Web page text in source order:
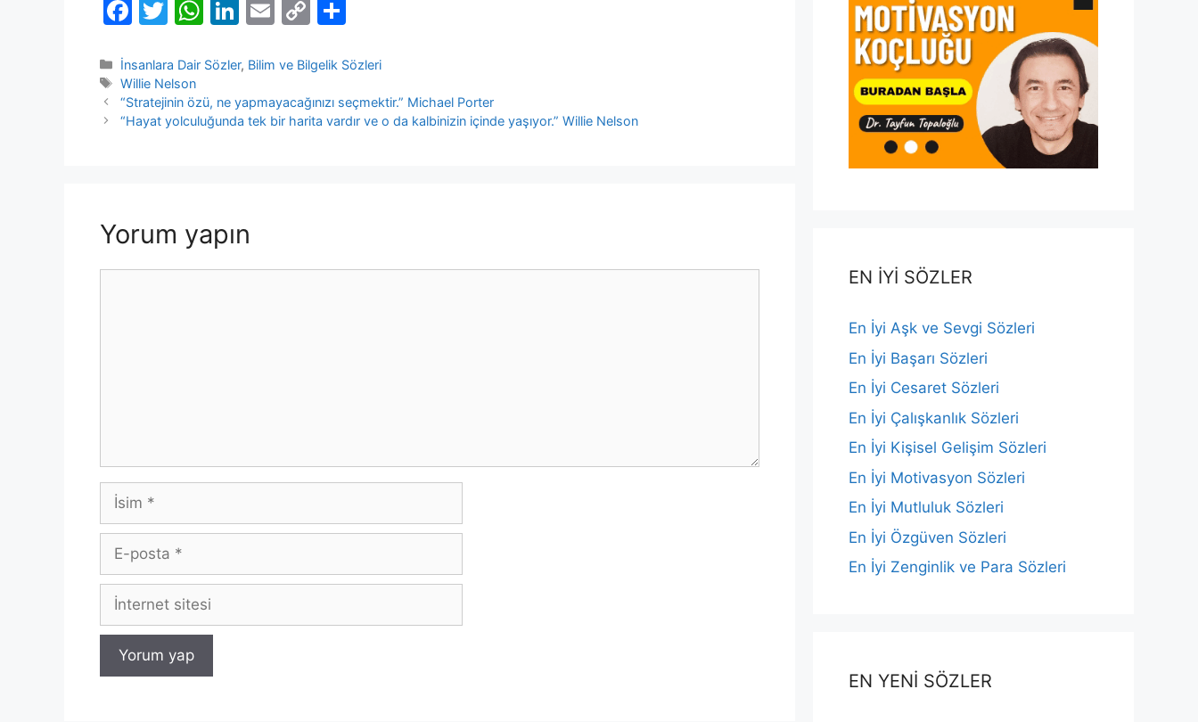
o
k
p
n
n
F
c
e
b
T
itt
er
W
at
s
A
Li
k
e
dI
E
ai
l
C
p
y
Li
ar
e
Kategoriler
İnsanlara Dair Sözler, Bilim ve Bilgelik Sözleri
Etiketler
Willie Nelson
“Stratejinin özü, ne yapmayacağınızı seçmektir.” Michael Porter
“Hayat yolculuğunda tek bir harita vardır ve o da kalbinizin içinde yaşıyor.” Willie Nelson
Yorum yapın
İsim
posta
İnternet
sitesi
EN İYİ SÖZLER
En İyi Aşk ve Sevgi Sözleri
En İyi Başarı Sözleri
En İyi Cesaret Sözleri
En İyi Çalışkanlık Sözleri
En İyi Kişisel Gelişim Sözleri
En İyi Motivasyon Sözleri
En İyi Mutluluk Sözleri
En İyi Özgüven Sözleri
En İyi Zenginlik ve Para Sözleri
EN YENİ SÖZLER